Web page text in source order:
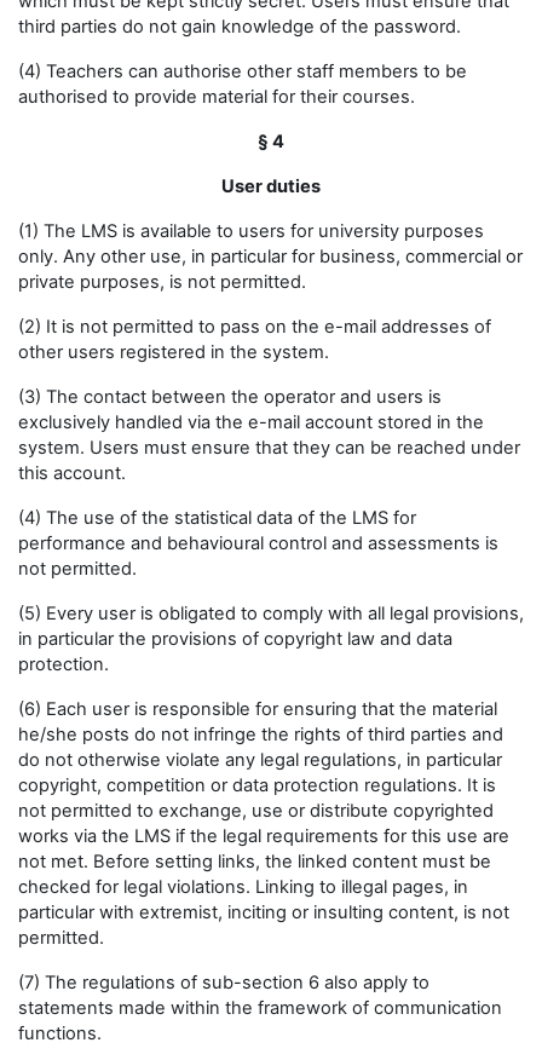
third parties do not gain knowledge of the password.
(4) Teachers can authorise other staff members to be
authorised to provide material for their courses.
§ 4
User duties
(1) The LMS is available to users for university purposes
only. Any other use, in particular for business, commercial or
private purposes, is not permitted.
(2) It is not permitted to pass on the e-mail addresses of
other users registered in the system.
(3) The contact between the operator and users is
exclusively handled via the e-mail account stored in the
system. Users must ensure that they can be reached under
this account.
(4) The use of the statistical data of the LMS for
performance and behavioural control and assessments is
not permitted.
(5) Every user is obligated to comply with all legal provisions,
in particular the provisions of copyright law and data
protection.
(6) Each user is responsible for ensuring that the material
he/she posts do not infringe the rights of third parties and
do not otherwise violate any legal regulations, in particular
copyright, competition or data protection regulations. It is
not permitted to exchange, use or distribute copyrighted
works via the LMS if the legal requirements for this use are
not met. Before setting links, the linked content must be
checked for legal violations. Linking to illegal pages, in
particular with extremist, inciting or insulting content, is not
permitted.
(7) The regulations of sub-section 6 also apply to
statements made within the framework of communication
functions.